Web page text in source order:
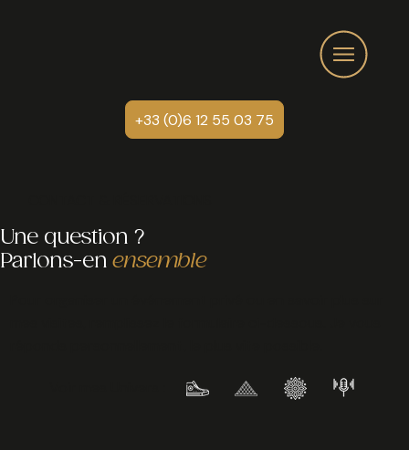
+33 (0)6 12 55 03 75
Une question ?
Parlons-enensemble